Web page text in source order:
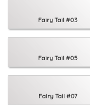
Fairy Tail #03
Fairy Tail #05
Fairy Tail #07